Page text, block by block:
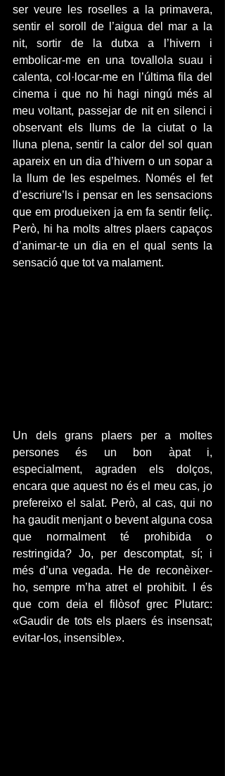
ser veure les roselles a la primavera,
sentir el soroll de l’aigua del mar a la
nit, sortir de la dutxa a l’hivern i
embolicar-me en una tovallola suau i
calenta, col·locar-me en l’última fila del
cinema i que no hi hagi ningú més al
meu voltant, passejar de nit en silenci i
observant els llums de la ciutat o la
lluna plena, sentir la calor del sol quan
apareix en un dia d’hivern o un sopar a
la llum de les espelmes. Només el fet
d’escriure’ls i pensar en les sensacions
que em produeixen ja em fa sentir feliç.
Però, hi ha molts altres plaers capaços
d’animar-te un dia en el qual sents la
sensació que tot va malament.
Un dels grans plaers per a moltes
persones és un bon àpat i,
especialment, agraden els dolços,
encara que aquest no és el meu cas, jo
prefereixo el salat. Però, al cas, qui no
ha gaudit menjant o bevent alguna cosa
que normalment té prohibida o
restringida? Jo, per descomptat, sí; i
més d’una vegada. He de reconèixer-
ho, sempre m’ha atret el prohibit. I és
que com deia el filòsof grec Plutarc:
«Gaudir de tots els plaers és insensat;
evitar-los, insensible».